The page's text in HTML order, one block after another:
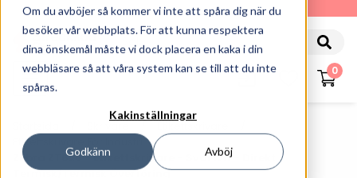
Om du avböjer så kommer vi inte att spåra dig när du
besöker vår webbplats. För att kunna respektera
dina önskemål måste vi dock placera en kaka i din
webbläsare så att våra system kan se till att du inte
spåras.
Kakinställningar
Godkänn Avböj
010-162 61 90
0
Skrivare
Etikettskrivare
Etikettskrivare För Industri
Zebra ZT620 - Etikettskrivare - Svartvit - Direkt
Termisk/termisk Överföring